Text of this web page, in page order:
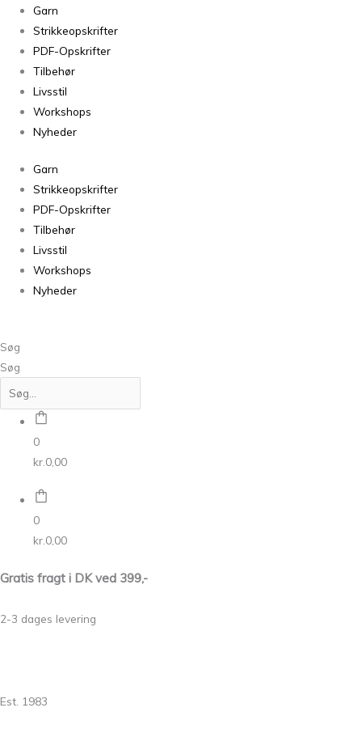
Garn
Strikkeopskrifter
PDF-Opskrifter
Tilbehør
Livsstil
Workshops
Nyheder
Garn
Strikkeopskrifter
PDF-Opskrifter
Tilbehør
Livsstil
Workshops
Nyheder
Søg
Søg
0
kr. 0,00
0
kr. 0,00
Gratis fragt i DK ved 399,-
2-3 dages levering
Est. 1983
Arwetta
Classic
Deep
Mahogany
antal